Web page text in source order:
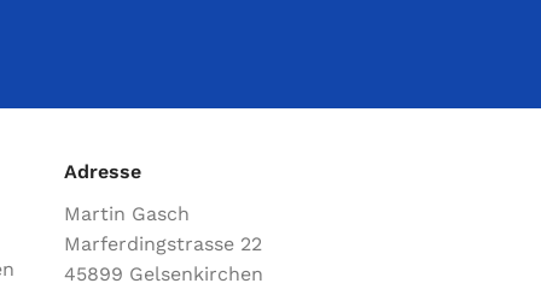
Adresse
Martin Gasch
Marferdingstrasse 22
45899 Gelsenkirchen